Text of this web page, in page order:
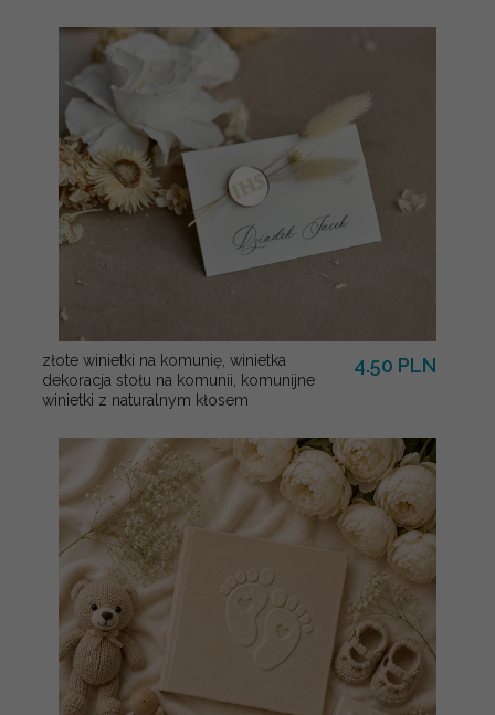
złote winietki na komunię, winietka
dekoracja stołu na komunii, komunijne
winietki z naturalnym kłosem
4.50 PLN